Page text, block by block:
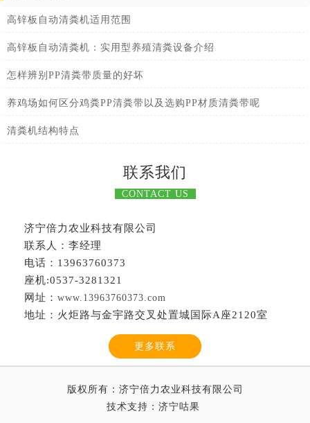
高锌板自动清粪机适用范围
高锌板自动清粪机：实用型养殖清粪设备介绍
怎样辨别PP清粪带质量的好坏
养鸡场如何区分鸡粪PP清粪带以及选购PP材质清粪带呢
清粪机结构特点
联系我们
CONTACT US
济宁倍力农业科技有限公司
联系人：李经理
电话：13963760373
座机:0537-3281321
网址： www.13963760373.com
地址：火炬路与金宇路交叉处置城国际A座2120室
更多联系
版权所有：济宁倍力农业科技有限公司
技术支持： 济宁咕果